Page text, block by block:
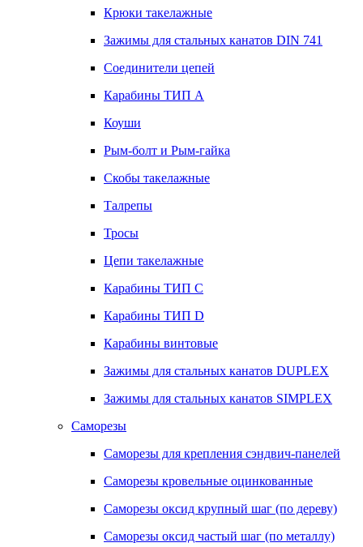
Крюки такелажные
Зажимы для стальных канатов DIN 741
Соединители цепей
Карабины ТИП А
Коуши
Рым-болт и Рым-гайка
Скобы такелажные
Талрепы
Тросы
Цепи такелажные
Карабины ТИП C
Карабины ТИП D
Карабины винтовые
Зажимы для стальных канатов DUPLEX
Зажимы для стальных канатов SIMPLEX
Саморезы
Саморезы для крепления сэндвич-панелей
Саморезы кровельные оцинкованные
Саморезы оксид крупный шаг (по дереву)
Саморезы оксид частый шаг (по металлу)